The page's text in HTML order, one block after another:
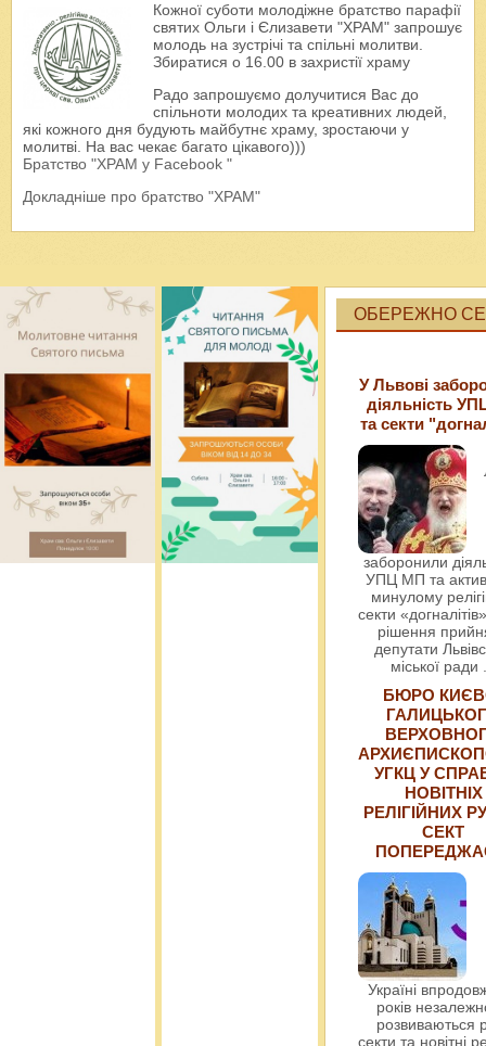
Кожної суботи молодіжне братство парафії
святих Ольги і Єлизавети "ХРАМ" запрошує
молодь на зустрічі та спільні молитви.
Збиратися о 16.00 в захристії храму
Радо запрошуємо долучитися Вас до
спільноти молодих та креативних людей,
які кожного дня будують майбутнє храму, зростаючи у
молитві. На вас чекає багато цікавого)))
Братство "ХРАМ у Facebook "
Докладніше про братство "ХРАМ"
ОБЕРЕЖНО
У Львові
діяльність
та секти
заборонили
УПЦ МП та
минулому
секти
рішення
депутати
міської ради
БЮРО
УГКЦ У
НОВІТНІХ
РЕЛІГІЙНИХ
СЕКТ
Україні
років
розвиваються
секти та новітні